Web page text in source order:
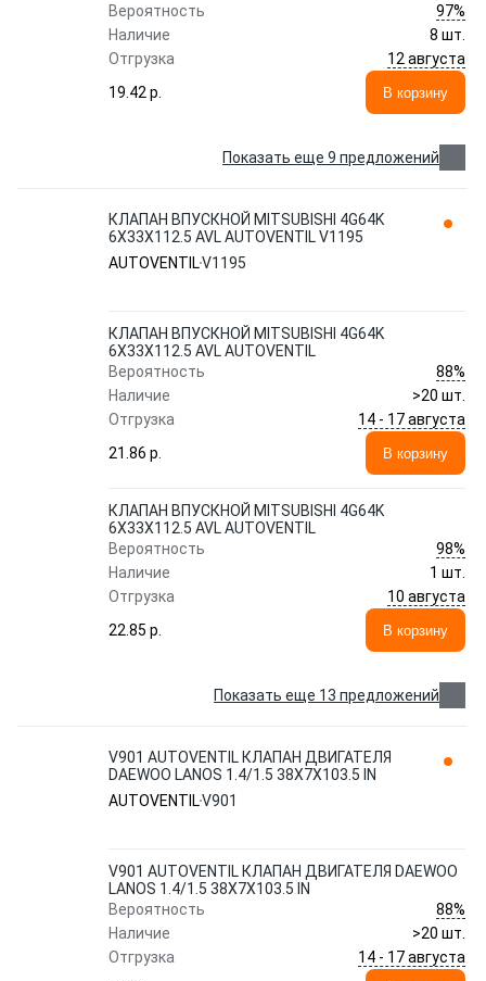
Вероятность
97%
Наличие
8 шт.
Отгрузка
12 августа
19.42 p.
В корзину
Показать еще 9 предложений
КЛАПАН ВПУСКНОЙ MITSUBISHI 4G64K
6X33X112.5 AVL AUTOVENTIL V1195
AUTOVENTILV1195
КЛАПАН ВПУСКНОЙ MITSUBISHI 4G64K
6X33X112.5 AVL AUTOVENTIL
Вероятность
88%
Наличие
>20 шт.
Отгрузка
14 - 17 августа
21.86 p.
В корзину
КЛАПАН ВПУСКНОЙ MITSUBISHI 4G64K
6X33X112.5 AVL AUTOVENTIL
Вероятность
98%
Наличие
1 шт.
Отгрузка
10 августа
22.85 p.
В корзину
Показать еще 13 предложений
V901 AUTOVENTIL КЛАПАН ДВИГАТЕЛЯ
DAEWOO LANOS 1.4/1.5 38X7X103.5 IN
AUTOVENTILV901
V901 AUTOVENTIL КЛАПАН ДВИГАТЕЛЯ DAEWOO
LANOS 1.4/1.5 38X7X103.5 IN
Вероятность
88%
Наличие
>20 шт.
Отгрузка
14 - 17 августа